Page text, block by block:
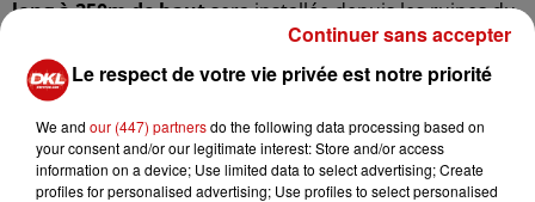
long à 250m de hautsera installée depuis les ruines du
château de Saint Ulrich à la forêt en face de la vallée. Des
athlètes tenteront de valider cette traversée en
marchant la totalité sans chuter. Cette ligne
particulièrement esthétique sera visible depuis tout le
village et pourra être admirée par tous les habitants et
visiteurs. Cet évènement inédit permettra de mettre en
Le respect de votre vie privée est notre priorité
We and our (447) partnersdo the following data processing based on
your consent and/or our legitimate interest: Store and/or access
information on a device; Use limited data to select advertising; Create
profiles for personalised advertising; Use profiles to select personalised
Continuer sans accepter